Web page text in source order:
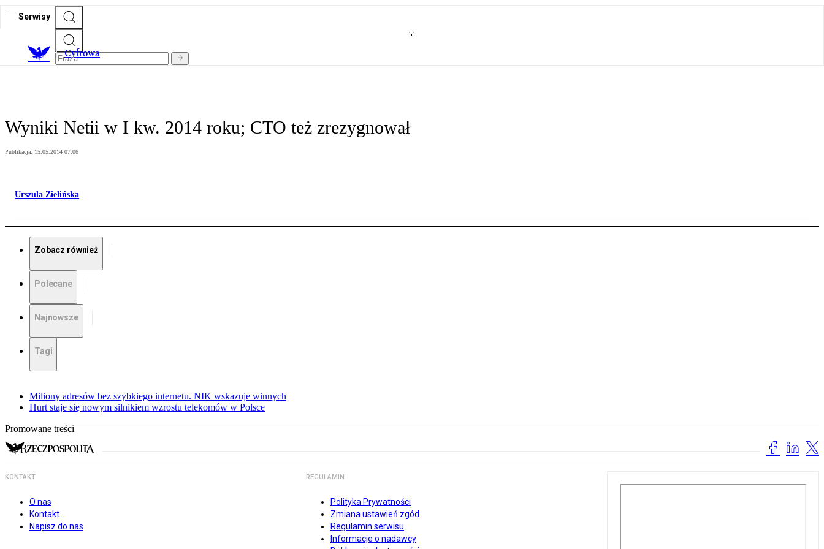
Serwisy
Cyfrowa
Wyniki Netii w I kw. 2014 roku; CTO też zrezygnował
Publikacja: 15.05.2014 07:06
Urszula Zielińska
Zobacz również
Polecane
Najnowsze
Tagi
Miliony adresów bez szybkiego internetu. NIK wskazuje winnych
Hurt staje się nowym silnikiem wzrostu telekomów w Polsce
Promowane treści
KONTAKT
O nas
Kontakt
Napisz do nas
REGULAMIN
Polityka Prywatności
Zmiana ustawień zgód
Regulamin serwisu
Informacje o nadawcy